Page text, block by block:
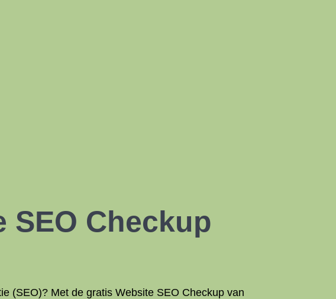
SEO Checkup
(SEO)? Met de gratis Website SEO Checkup van